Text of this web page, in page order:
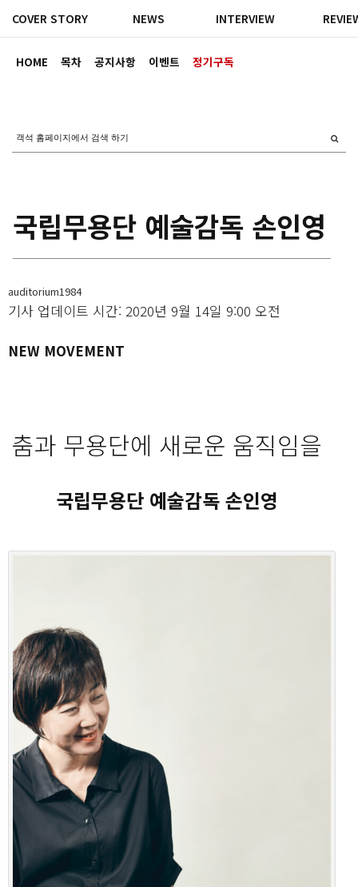
HOME 목차 공지사항 이벤트 정기구독
COVER STORY NEWS INTERVIEW
국립무용단 예술감독 손인영
auditorium1984
기사 업데이트 시간: 2020년 9월 14일 9:00 오전
NEW MOVEMENT
춤과 무용단에 새로운 움직임을
국립무용단 예술감독 손인영